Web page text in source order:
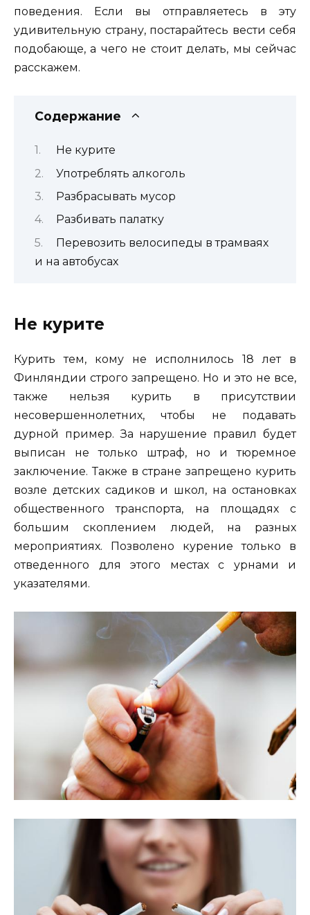
поведения. Если вы отправляетесь в эту
удивительную страну, постарайтесь вести себя
подобающе, а чего не стоит делать, мы сейчас
расскажем.
Содержание
Не курите
Употреблять алкоголь
Разбрасывать мусор
Разбивать палатку
Перевозить велосипеды в трамваях
и на автобусах
Не курите
Курить тем, кому не исполнилось 18 лет в
Финляндии строго запрещено. Но и это не все,
также нельзя курить в присутствии
несовершеннолетних, чтобы не подавать
дурной пример. За нарушение правил будет
выписан не только штраф, но и тюремное
заключение. Также в стране запрещено курить
возле детских садиков и школ, на остановках
общественного транспорта, на площадях с
большим скоплением людей, на разных
мероприятиях. Позволено курение только в
отведенного для этого местах с урнами и
указателями.